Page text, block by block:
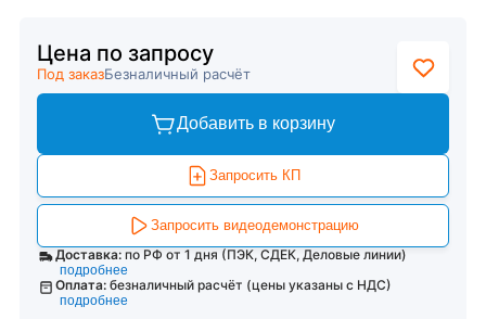
Цена по запросу
Под заказБезналичный расчёт
Добавить в корзину
Запросить КП
Запросить видеодемонстрацию
Доставка: по РФ от 1 дня (ПЭК, СДЕК, Деловые линии)
подробнее
Оплата: безналичный расчёт (цены указаны с НДС)
подробнее